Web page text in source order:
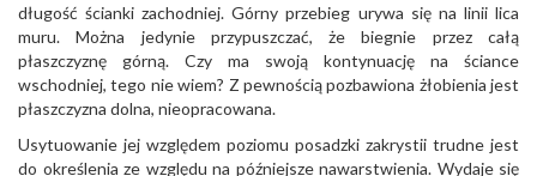
długość ścianki zachodniej. Górny przebieg urywa się na linii lica
muru. Można jedynie przypuszczać, że biegnie przez całą
płaszczyznę górną. Czy ma swoją kontynuację na ściance
wschodniej, tego nie wiem? Z pewnością pozbawiona żłobienia jest
płaszczyzna dolna, nieopracowana.
Usytuowanie jej względem poziomu posadzki zakrystii trudne jest
do określenia ze względu na późniejsze nawarstwienia. Wydaje się